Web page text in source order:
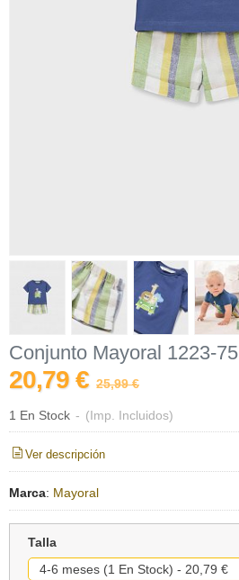
Conjunto Mayoral 1223-75
20,79 € 25,99 €
1 En Stock - (Imp. Incluidos)
Ver descripción
Marca: Mayoral
Talla